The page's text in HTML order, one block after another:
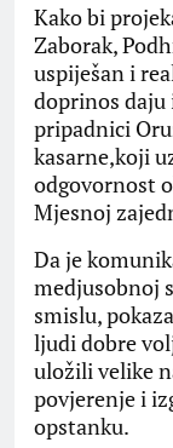
Kako bi
Zaborak,
uspiješan i
doprinos daju
pripadnici
kasarne,koji
odgovornost
Mjesnoj
Da je
medjusobnoj
smislu,
ljudi dobre
uložili velike
povjerenje i
opstanku.